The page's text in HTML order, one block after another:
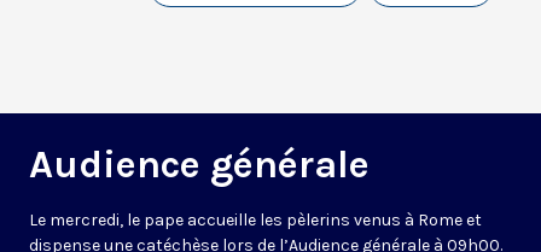
Audience générale
Le mercredi, le pape accueille les pèlerins venus à Rome et
dispense une catéchèse lors de l’Audience générale à 09h00.